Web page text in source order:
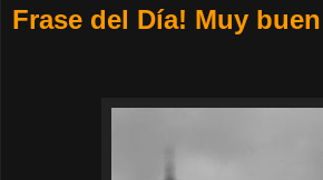
Frase del Día! Muy